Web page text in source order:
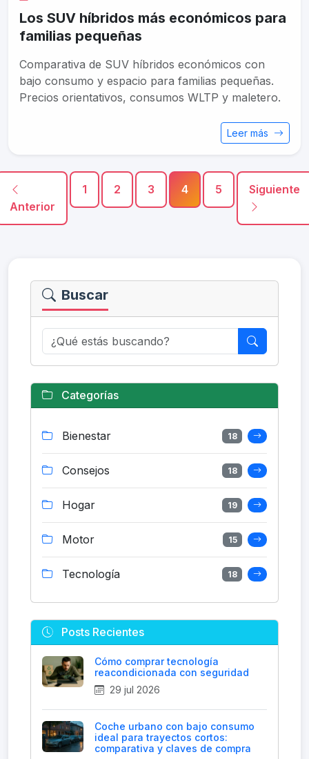
Los SUV híbridos más económicos para
familias pequeñas
Comparativa de SUV híbridos económicos con
bajo consumo y espacio para familias pequeñas.
Precios orientativos, consumos WLTP y maletero.
Leer más
Anterior
1 2 3 4 5 Siguiente
Buscar
Categorías
Bienestar 18
Consejos 18
Hogar 19
Motor 15
Tecnología 18
Posts Recientes
Cómo comprar tecnología
reacondicionada con seguridad
29 jul 2026
Coche urbano con bajo consumo
ideal para trayectos cortos:
comparativa y claves de compra